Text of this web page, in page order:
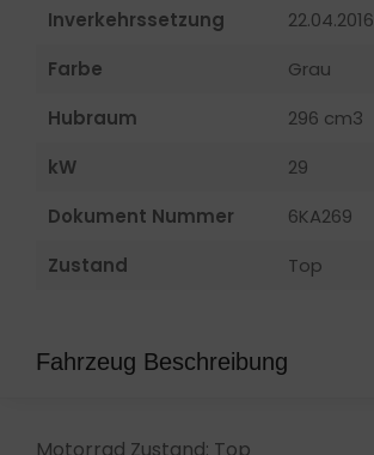
Inverkehrssetzung
22.04.2016
Farbe
Grau
Hubraum
296 cm3
kW
29
Dokument Nummer
6KA269
Zustand
Top
Fahrzeug Beschreibung
Motorrad Zustand: Top